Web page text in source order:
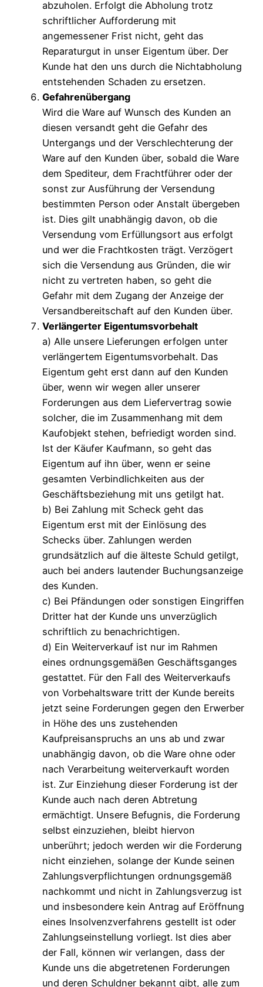
abzuholen. Erfolgt die Abholung trotz
schriftlicher Aufforderung mit
angemessener Frist nicht, geht das
Reparaturgut in unser Eigentum über. Der
Kunde hat den uns durch die Nichtabholung
entstehenden Schaden zu ersetzen.
Gefahrenübergang
Wird die Ware auf Wunsch des Kunden an
diesen versandt geht die Gefahr des
Untergangs und der Verschlechterung der
Ware auf den Kunden über, sobald die Ware
dem Spediteur, dem Frachtführer oder der
sonst zur Ausführung der Versendung
bestimmten Person oder Anstalt übergeben
ist. Dies gilt unabhängig davon, ob die
Versendung vom Erfüllungsort aus erfolgt
und wer die Frachtkosten trägt. Verzögert
sich die Versendung aus Gründen, die wir
nicht zu vertreten haben, so geht die
Gefahr mit dem Zugang der Anzeige der
Versandbereitschaft auf den Kunden über.
Verlängerter Eigentumsvorbehalt
a) Alle unsere Lieferungen erfolgen unter
verlängertem Eigentumsvorbehalt. Das
Eigentum geht erst dann auf den Kunden
über, wenn wir wegen aller unserer
Forderungen aus dem Liefervertrag sowie
solcher, die im Zusammenhang mit dem
Kaufobjekt stehen, befriedigt worden sind.
Ist der Käufer Kaufmann, so geht das
Eigentum auf ihn über, wenn er seine
gesamten Verbindlichkeiten aus der
Geschäftsbeziehung mit uns getilgt hat.
b) Bei Zahlung mit Scheck geht das
Eigentum erst mit der Einlösung des
Schecks über. Zahlungen werden
grundsätzlich auf die älteste Schuld getilgt,
auch bei anders lautender Buchungsanzeige
des Kunden.
c) Bei Pfändungen oder sonstigen Eingriffen
Dritter hat der Kunde uns unverzüglich
schriftlich zu benachrichtigen.
d) Ein Weiterverkauf ist nur im Rahmen
eines ordnungsgemäßen Geschäftsganges
gestattet. Für den Fall des Weiterverkaufs
von Vorbehaltsware tritt der Kunde bereits
jetzt seine Forderungen gegen den Erwerber
in Höhe des uns zustehenden
Kaufpreisanspruchs an uns ab und zwar
unabhängig davon, ob die Ware ohne oder
nach Verarbeitung weiterverkauft worden
ist. Zur Einziehung dieser Forderung ist der
Kunde auch nach deren Abtretung
ermächtigt. Unsere Befugnis, die Forderung
selbst einzuziehen, bleibt hiervon
unberührt; jedoch werden wir die Forderung
nicht einziehen, solange der Kunde seinen
Zahlungsverpflichtungen ordnungsgemäß
nachkommt und nicht in Zahlungsverzug ist
und insbesondere kein Antrag auf Eröffnung
eines Insolvenzverfahrens gestellt ist oder
Zahlungseinstellung vorliegt. Ist dies aber
der Fall, können wir verlangen, dass der
Kunde uns die abgetretenen Forderungen
und deren Schuldner bekannt gibt, alle zum